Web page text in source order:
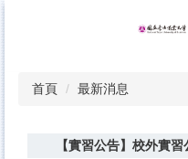
首頁 最新消息
【實習公告】校外實